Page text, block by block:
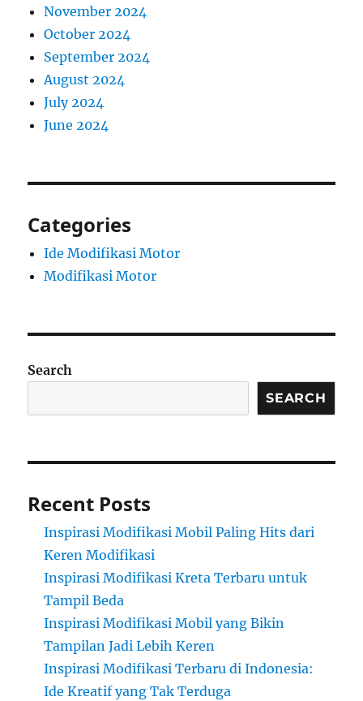
November 2024
October 2024
September 2024
August 2024
July 2024
June 2024
Categories
Ide Modifikasi Motor
Modifikasi Motor
Search
SEARCH
Recent Posts
Inspirasi Modifikasi Mobil Paling Hits dari
Keren Modifikasi
Inspirasi Modifikasi Kreta Terbaru untuk
Tampil Beda
Inspirasi Modifikasi Mobil yang Bikin
Tampilan Jadi Lebih Keren
Inspirasi Modifikasi Terbaru di Indonesia:
Ide Kreatif yang Tak Terduga